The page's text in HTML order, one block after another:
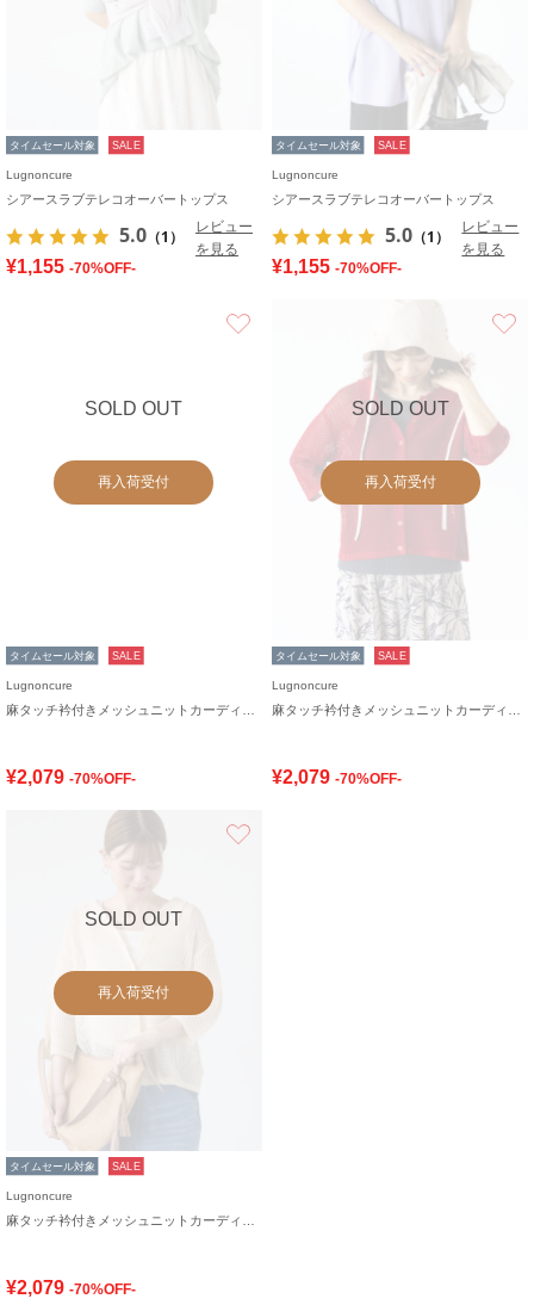
タイムセール対象 SALE
Lugnoncure
シアースラブテレコオーバートップス
5.0 （1）
レビュー
を見る
¥1,155 -70%OFF-
タイムセール対象 SALE
Lugnoncure
シアースラブテレコオーバートップス
5.0 （1）
レビュー
を見る
¥1,155 -70%OFF-
SOLD OUT
再入荷受付
タイムセール対象 SALE
Lugnoncure
¥2,079 -70%OFF-
SOLD OUT
再入荷受付
タイムセール対象 SALE
Lugnoncure
¥2,079 -70%OFF-
SOLD OUT
再入荷受付
タイムセール対象 SALE
Lugnoncure
¥2,079 -70%OFF-